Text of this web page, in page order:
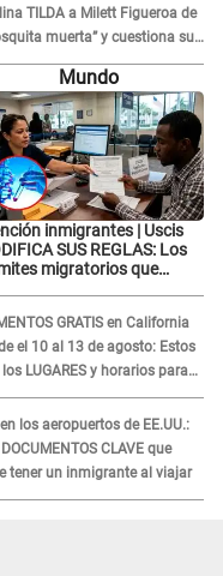
TILDA a Milett Figueroa de
muerta” y cuestiona su
con Marcelo
en TV argentina
Mundo
inmigrantes | Uscis
SUS REGLAS: Los
migratorios que
GRATIS en California
el 10 al 13 de agosto: Estos
LUGARES y horarios para
la ayuda
los aeropuertos de EE.UU.:
CLAVE que
tener un inmigrante al viajar